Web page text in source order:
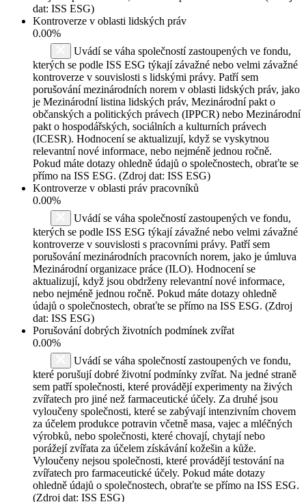
dat: ISS ESG)
Kontroverze v oblasti lidských práv
0.00%
Uvádí se váha společností zastoupených ve fondu,
kterých se podle ISS ESG týkají závažné nebo velmi závažné
kontroverze v souvislosti s lidskými právy. Patří sem
porušování mezinárodních norem v oblasti lidských práv, jako
je Mezinárodní listina lidských práv, Mezinárodní pakt o
občanských a politických právech (IPPCR) nebo Mezinárodní
pakt o hospodářských, sociálních a kulturních právech
(ICESR). Hodnocení se aktualizují, když se vyskytnou
relevantní nové informace, nebo nejméně jednou ročně.
Pokud máte dotazy ohledně údajů o společnostech, obraťte se
přímo na ISS ESG. (Zdroj dat: ISS ESG)
Kontroverze v oblasti práv pracovníků
0.00%
Uvádí se váha společností zastoupených ve fondu,
kterých se podle ISS ESG týkají závažné nebo velmi závažné
kontroverze v souvislosti s pracovními právy. Patří sem
porušování mezinárodních pracovních norem, jako je úmluva
Mezinárodní organizace práce (ILO). Hodnocení se
aktualizují, když jsou obdrženy relevantní nové informace,
nebo nejméně jednou ročně. Pokud máte dotazy ohledně
údajů o společnostech, obraťte se přímo na ISS ESG. (Zdroj
dat: ISS ESG)
Porušování dobrých životních podmínek zvířat
0.00%
Uvádí se váha společností zastoupených ve fondu,
které porušují dobré životní podmínky zvířat. Na jedné straně
sem patří společnosti, které provádějí experimenty na živých
zvířatech pro jiné než farmaceutické účely. Za druhé jsou
vyloučeny společnosti, které se zabývají intenzivním chovem
za účelem produkce potravin včetně masa, vajec a mléčných
výrobků, nebo společnosti, které chovají, chytají nebo
porážejí zvířata za účelem získávání kožešin a kůže.
Vyloučeny nejsou společnosti, které provádějí testování na
zvířatech pro farmaceutické účely. Pokud máte dotazy
ohledně údajů o společnostech, obraťte se přímo na ISS ESG.
(Zdroj dat: ISS ESG)